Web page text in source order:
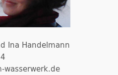
Ina Handelmann
wasserwerk.de